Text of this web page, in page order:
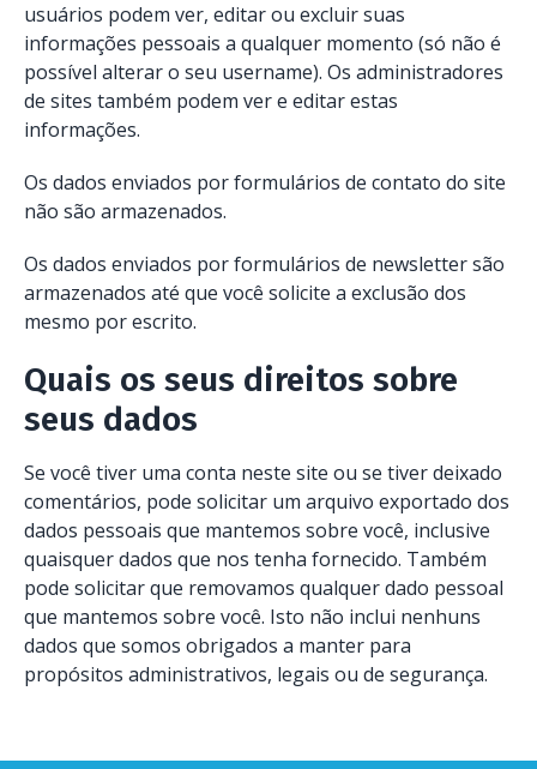
usuários podem ver, editar ou excluir suas
informações pessoais a qualquer momento (só não é
possível alterar o seu username). Os administradores
de sites também podem ver e editar estas
informações.
Os dados enviados por formulários de contato do site
não são armazenados.
Os dados enviados por formulários de newsletter são
armazenados até que você solicite a exclusão dos
mesmo por escrito.
Quais os seus direitos sobre
seus dados
Se você tiver uma conta neste site ou se tiver deixado
comentários, pode solicitar um arquivo exportado dos
dados pessoais que mantemos sobre você, inclusive
quaisquer dados que nos tenha fornecido. Também
pode solicitar que removamos qualquer dado pessoal
que mantemos sobre você. Isto não inclui nenhuns
dados que somos obrigados a manter para
propósitos administrativos, legais ou de segurança.